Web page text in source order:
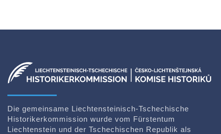
Die gemeinsame Liechtensteinisch-Tschechische
Historikerkommission wurde vom Fürstentum
Liechtenstein und der Tschechischen Republik als